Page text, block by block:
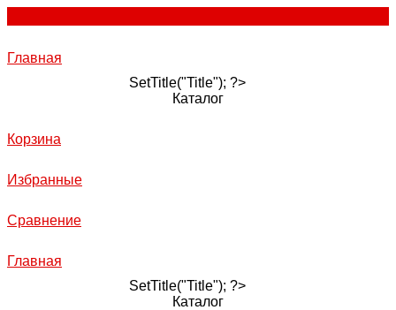
Главная
SetTitle("Title"); ?>
Каталог
Корзина
Избранные
Сравнение
Главная
SetTitle("Title"); ?>
Каталог